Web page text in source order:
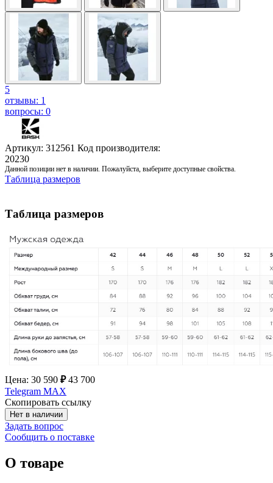
5
отзывы: 1
вопросы: 0
Артикул: 312561 Код производителя:
20230
Данной позиции нет в наличии. Пожалуйста, выберите доступные свойства.
Таблица размеров
Таблица размеров
Цена: 30 590 ₽ 43 700
Telegram MAX
Скопировать ссылку
Нет в наличии
Задать вопрос
Сообщить о поставке
О товаре